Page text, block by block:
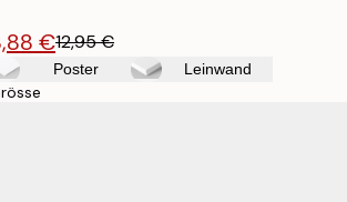
€12,95 €
Poster Leinwand